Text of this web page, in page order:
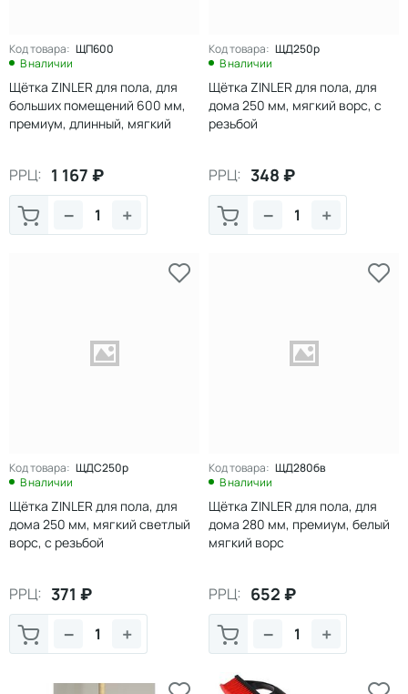
Код товара: ЩП600
В наличии
Щётка ZINLER для пола, для
больших помещений 600 мм,
премиум, длинный, мягкий
РРЦ: 1 167 ₽
+
−
Код товара: ЩД250р
В наличии
Щётка ZINLER для пола, для
дома 250 мм, мягкий ворс, с
резьбой
РРЦ: 348 ₽
+
−
Код товара: ЩДС250р
В наличии
Щётка ZINLER для пола, для
дома 250 мм, мягкий светлый
ворс, с резьбой
РРЦ: 371 ₽
+
−
Код товара: ЩД280бв
В наличии
Щётка ZINLER для пола, для
дома 280 мм, премиум, белый
мягкий ворс
РРЦ: 652 ₽
+
−